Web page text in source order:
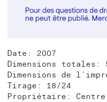
Date: 2007
Dimensions totales:
Dimensions de
Tirage: 18/24
Propriétaire: